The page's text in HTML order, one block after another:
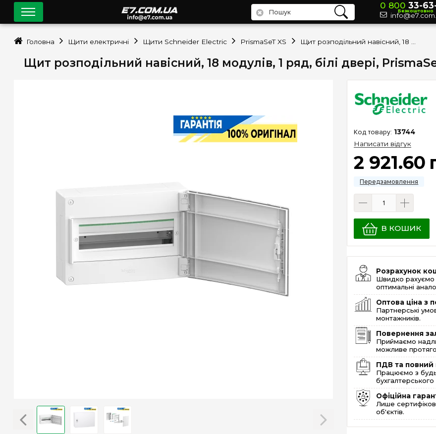
Щит розподільний навісний, 18 модулів, 1 ряд, білі двері,
13744
Написати відгук
2 921.60
В КОШИК
Розрахунок
Швидко
оптимальні
Оптова ціна з
Партнерські
монтажників.
Повернення
Приймаємо
можливе
ПДВ та повний
Працюємо з
бухгалтерського
Офіційна
Лише
об'єктів.
0 800 33-
Безкоштовно
Головна Щити електричні Щити Schneider Electric PrismaSeT XS